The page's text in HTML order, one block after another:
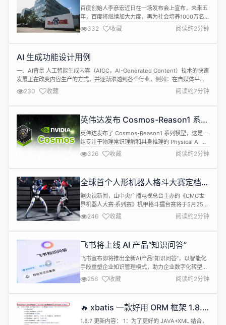
1000 万 AI 人才
百度创始人李彦宏近日在一场发布会上宣布，未来五
年，百度将继续加大力度，再为社会培养1000万名
人工智能（AI）人才。 据悉，百度在2020年曾提出
一项目标，计划在五年内培养500万名 AI 人才，并
于2024年提前完成了这一目标。为了进一步扩大人
划，旨在再培养500万名专注于大模型技术的人才。
在此基础上，百...
332 收藏 阅读约2分钟
AI 生成功能设计用例
一、AI背景 人工智能生成内容（AIGC，AI-Generated Content）技术的快速
发展正在改变内容生产的方式，并逐渐渗透到各个行业，例如：在自媒体平台
自动编写文案并发布，快速分析数据，写小说，画漫画等。强大的文本生成能
力已经实现了生产力超过生产资料，提供了更加高效的生产力，将AI引入到工
作中成为发展的方向。 目前公司编写测试用例为人工编写，存在手...
230 收藏 阅读约7分钟
英伟达发布 Cosmos-Reason1 系列
物理 AI 模型
英伟达发布了 Cosmos-Reason1 系列模型，这是一
组专注于物理常识理解和具身推理的 Physical AI 模
型。 该系列模型基于 Qwen2.5-VL-7B-Instruct 进
行后训练，结合了监督微调和强化学习方法，旨在理
解空间、时间及基础物理学，并能作为规划模型为具
进行推理。 Cosmos-Rea...
326 收藏 阅读约2分钟
全球首个人形机器人格斗大赛定档 5
月 25 日
据央视新闻，由中央广播电视总台主办的《CMG世
界机器人大赛·系列赛》机甲格斗擂台赛将于5月25日
在杭州举行，这是全球首个以人形机器人为参赛主体
的格斗竞技赛事。 据了解，宇树科技将以合作方身份
参加比赛。 今年4月，宇树科技发布标题为
露，他们一直在为参加格斗大赛的机器人进行技术研
发调试和算法训练。 视频显示，...
246 收藏 阅读约2分钟
飞书将上线 AI 产品“知识问答”
飞书宣布即将推出全新AI产品“知识问答”，以智能化
手段重塑企业知识管理模式，助力企业数字化转型。
“知识问答”是一款深度融合人工智能技术的问答工
具，能整合企业员工在飞书上有权限访问的各类信
息，包括文档、消息记录等，员工在工作中遇到业
提升工作效率。 其功能依托DeepSeek - R1、豆包
等前沿大模型，采用RAG...
256 收藏 阅读约2分钟
🔥 xbatis 一款好用 ORM 框架 1.8.7
正式发布，真正的 ORM 框架！！！
1.8.7 更新内容： 1：为了更好的 JAVA+XML 结合，